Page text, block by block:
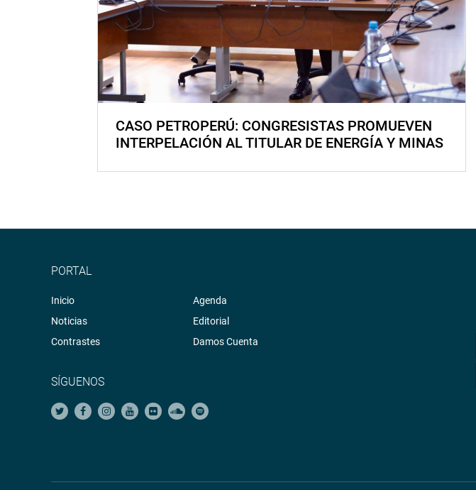
CASO PETROPERÚ: CONGRESISTAS PROMUEVEN
INTERPELACIÓN AL TITULAR DE ENERGÍA Y MINAS
PORTAL
Inicio
Noticias
Contrastes
Agenda
Editorial
Damos Cuenta
SÍGUENOS